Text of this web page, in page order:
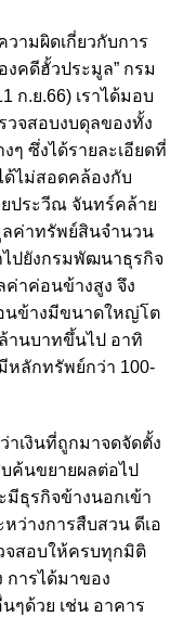
ามผิดเกี่ยวกับการ
งคดีฮั้วประมูล” กรม
ก.ย.66) เราได้มอบ
จสอบงบดุลของทั้ง
ซึ่งได้รายละเอียดที่
ด้ไม่สอดคล้องกับ
ยประวีณ จันทร์คล้าย
ค่าทรัพย์สินจำนวน
ปยังกรมพัฒนาธุรกิจ
าค่อนข้างสูง จึง
นข้างมีขนาดใหญ่โต
านบาทขึ้นไป อาทิ
หลักทรัพย์กว่า 100-
าเงินที่ถูกมาจดจัดตั้ง
ค้นขยายผลต่อไป
มีธุรกิจข้างนอกเข้า
ว่างการสืบสวน ดีเอ
จสอบให้ครบทุกมิติ
การได้มาของ
ๆด้วย เช่น อาคาร